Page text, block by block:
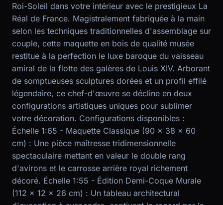
Roi-Soleil dans votre intérieur avec le prestigieux La
Réal de France. Magistralement fabriquée à la main
selon les techniques traditionnelles d'assemblage sur
couple, cette maquette en bois de qualité musée
restitue à la perfection le luxe baroque du vaisseau
amiral de la flotte des galères de Louis XIV. Arborant
de somptueuses sculptures dorées et un profil effilé
légendaire, ce chef-d'œuvre se décline en deux
configurations artistiques uniques pour sublimer
votre décoration. Configurations disponibles :
Échelle 1:65 - Maquette Classique (90 x 38 x 60
cm) : Une pièce maîtresse tridimensionnelle
spectaculaire mettant en valeur le double rang
d'avirons et le carrosse arrière royal richement
décoré. Échelle 1:55 - Édition Demi-Coque Murale
(112 x 12 x 26 cm) : Un tableau architectural